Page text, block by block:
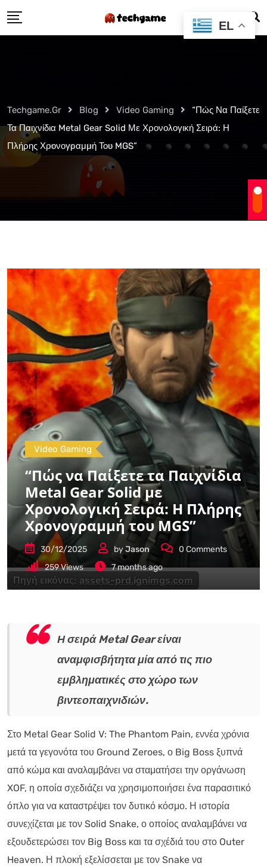
to
Techgame.gr Blog Video Gaming
“Πώς Να Παίξετε
Τα Παιχνίδια Metal Gear Solid Με Χρονολογική Σειρά: Η
Πλήρης Χρονογραμμή Του MGS”
Πηγή εικόνας: assets-prd.ignimgs.com
Video Gaming
“Πώς να Παίξετε τα Παιχνίδια
Metal Gear Solid με
Χρονολογική Σειρά: Η Πλήρης
Χρονογραμμή του MGS”
30/12/2025 byJason 0 Comments
259Views 7 months ago
Η σειρά Metal Gear είναι
αναμφισβήτητα μία από τις πιο
εμβληματικές στο χώρο των
βιντεοπαιχνιδιών.
Στο Metal Gear Solid V: The Phantom Pain, εννέα χρόνια
μετά τα γεγονότα του Ground Zeroes, ο Big Boss ξυπνά
από κώμα και αναλαμβάνει να σταματήσει την οργάνωση
XOF, η οποία σχεδιάζει να χρησιμοποιήσει ένα παρασιτικό
όπλο για να καταστρέψει τον δυτικό κόσμο. Η ιστορία
συνεχίζεται με τον Solid Snake, ο οποίος αναλαμβάνει να
εξουδετερώσει τον Big Boss και τα σχέδιά του στο Outer
Heaven. Η πλοκή εξελίσσεται με τον Snake να
EL